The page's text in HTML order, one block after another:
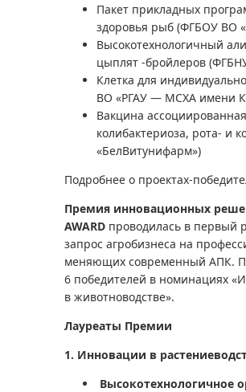
Пакет прикладных
здоровья рыб (ФГБОУ ВО
Высокотехнологичный
цыплят -бройлеров
Клетка для
ВО «РГАУ — МСХА имени
Вакцина
колибактериоза, рота- и
«БелВитунифарм»)
Подробнее о проектах-
Премия инновационных
AWARD проводилась в первый
запрос агробизнеса на
меняющих современный АПК.
6 победителей в номинациях
в животноводстве».
Лауреаты Премии
1. Инновации в
Высокотехнологичное